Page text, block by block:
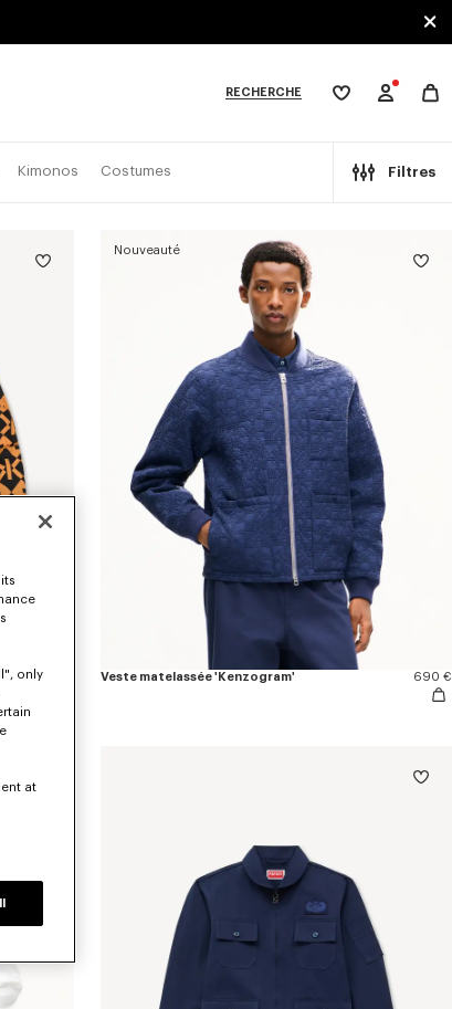
RECHERCHE
Ma
Kimonos Costumes Filtres
550 €
Nouveauté
Veste matelassée 'Kenzogram' 690 €
only
at